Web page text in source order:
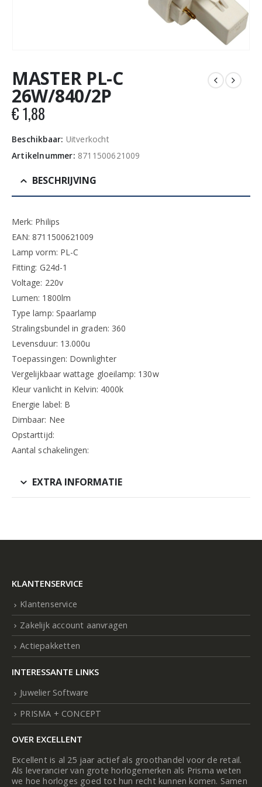
MASTER PL-C
26W/840/2P
€1,88
Beschikbaar: Uitverkocht
Artikelnummer: 8711500621009
BESCHRIJVING
Merk: Philips
EAN: 8711500621009
Lamp vorm: PL-C
Fitting: G24d-1
Voltage: 220v
Lumen: 1800lm
Type lamp: Spaarlamp
Stralingsbundel in graden: 360
Levensduur: 13.000u
Toepassingen: Downlighter
Vergelijkbaar wattage gloeilamp: 130w
Kleur vanlicht in Kelvin: 4000k
Energie label: B
Dimbaar: Nee
Opstarttijd:
Aantal schakelingen:
EXTRA INFORMATIE
KLANTENSERVICE
Klantenservice
Zakelijk account aanvragen
Actiepakketten
INTERESSANTE LINKS
Juwelier Software
PRISMA + CONCEPT
OVER EXCELLENT
Excellent is al 25 jaar actief als groothandel voor de retail.
Als leverancier van grote horlogemerken als Prisma weten
we hoe horloges goed tot hun recht kunnen komen. Samen